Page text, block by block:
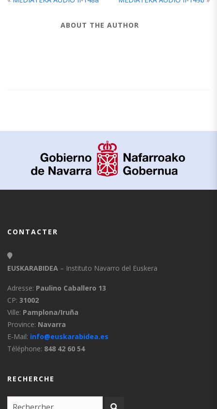
ABOUT THE AUTHOR
CONTACTER
EUSKARABIDEA – Instituto Navarro del Euskera
Adresse: Paulino Caballero 13
CP: 31002
Ville: Pamplona/Iruña
Province: Navarra
E-Mail: info@euskarabidea.es
Téléphone: 848 42 60 54
RECHERCHE